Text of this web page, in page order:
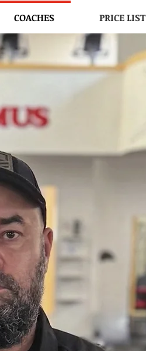
COACHES PRICE LIST